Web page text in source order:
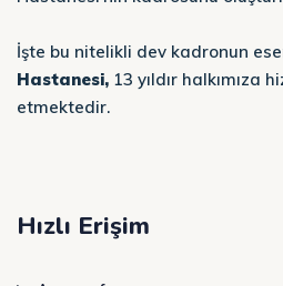
İşte bu nitelikli dev kadronun
Hastanesi, 13 yıldır halkımıza
etmektedir.
Hızlı Erişim